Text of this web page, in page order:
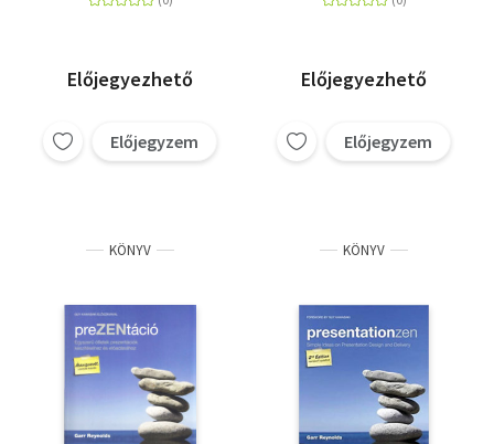
Előjegyezhető
Előjegyzem
Előjegyezhető
Előjegyzem
KÖNYV KÖNYV